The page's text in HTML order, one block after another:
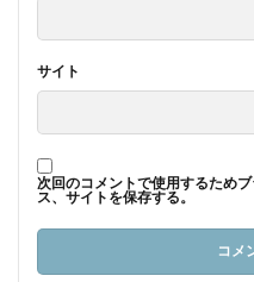
サイト
次回のコメントで使用するため
ス、サイトを保存する。